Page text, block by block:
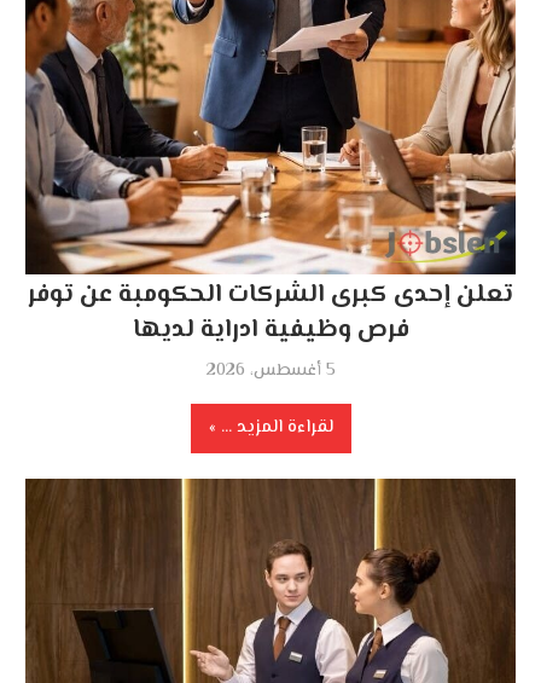
تعلن إحدى كبرى الشركات الحكومبة عن توفر
فرص وظيفية ادراية لديها
5 أغسطس، 2026
لقراءة المزيد ...